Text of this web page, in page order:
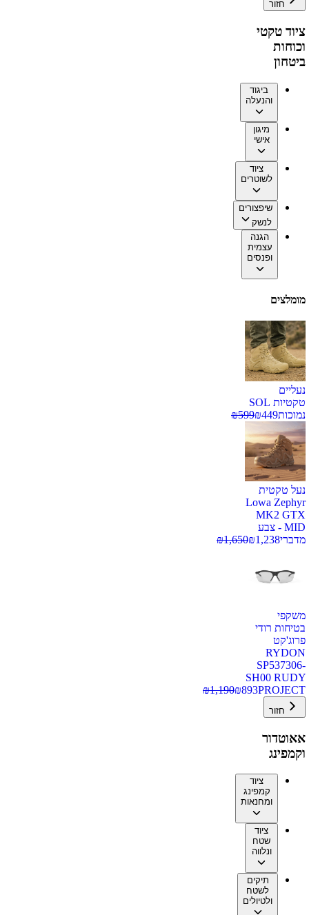
חזור
ציוד טקטי
וכוחות
ביטחון
ביגוד
והנעלה
מיגון
אישי
ציוד
לשוטרים
שיפצורים
לנשק
הגנה
עצמית
ופנסים
מומלצים
נעליים
טקטיות SOL
נמוכות
₪449
₪599
נעל טקטית
Lowa Zephyr
MK2 GTX
MID - צבע
מדברי
₪1,238
₪1,650
משקפי
בטיחות רודי
פרוג'קט
RYDON
SP537306-
SH00 RUDY
PROJECT
₪893
₪1,190
חזור
אאוטדור
וקמפינג
ציוד
קמפינג
ומחנאות
ציוד
שטח
ונלווה
תיקים
לשטח
ולטיולים